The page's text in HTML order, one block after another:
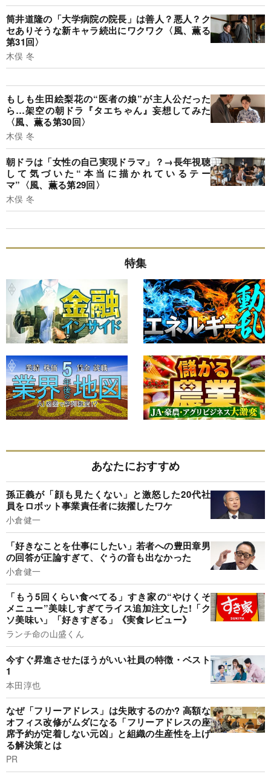
筒井道隆の「大学病院の院長」は善人？悪人？ク
セありそうな新キャラ続出にワクワク〈風、薫る
第31回〉
木俣 冬
もしも生田絵梨花の“医者の娘”が主人公だった
ら…架空の朝ドラ『タエちゃん』妄想してみた
〈風、薫る第30回〉
木俣 冬
朝ドラは「女性の自己実現ドラマ」？→長年視聴
して気づいた“本当に描かれているテー
マ”〈風、薫る第29回〉
木俣 冬
特集
あなたにおすすめ
孫正義が「顔も見たくない」と激怒した20代社
員をロボット事業責任者に抜擢したワケ
小倉健一
「好きなことを仕事にしたい」若者への豊田章男
の回答が正論すぎて、ぐうの音も出なかった
小倉健一
「もう5回くらい食べてる」すき家の“やけくそ
メニュー”美味しすぎてライス追加注文した!「ク
ソ美味い」「好きすぎる」《実食レビュー》
ランチ命の山盛くん
今すぐ昇進させたほうがいい社員の特徴・ベスト
1
本田淳也
なぜ「フリーアドレス」は失敗するのか? 高額な
オフィス改修がムダになる「フリーアドレスの座
席予約が定着しない元凶」と組織の生産性を上げ
る解決策とは
PR